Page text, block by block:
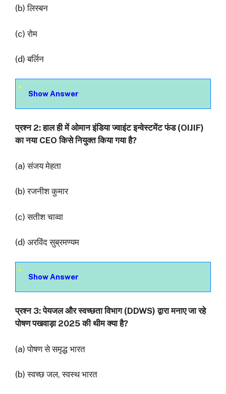
(b) लिस्बन
(c) रोम
(d) बर्लिन
Show Answer
प्रश्‍न 2: हाल ही में ओमान इंडिया ज्वाइंट इन्वेस्टमेंट फंड (OIJIF)
का नया CEO किसे नियुक्त किया गया है?
(a) संजय मेहता
(b) रजनीश कुमार
(c) सतीश चाव्वा
(d) अरविंद सुब्रमण्यम
Show Answer
प्रश्‍न 3: पेयजल और स्वच्छता विभाग (DDWS) द्वारा मनाए जा रहे
पोषण पखवाड़ा 2025 की थीम क्या है?
(a) पोषण से समृद्ध भारत
(b) स्वच्छ जल, स्वस्थ भारत